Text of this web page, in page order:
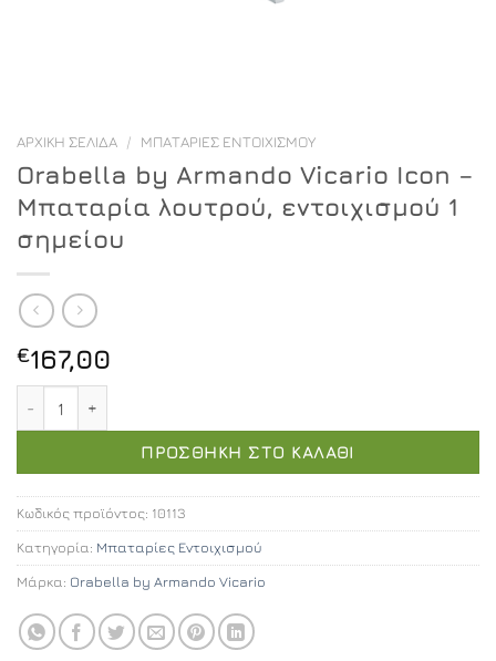
ΑΡΧΙΚΉ ΣΕΛΊΔΑ / ΜΠΑΤΑΡΊΕΣ ΕΝΤΟΙΧΙΣΜΟΎ
Orabella by Armando Vicario Icon –
Μπαταρία λουτρού, εντοιχισμού 1
σημείου
€167,00
ΠΡΟΣΘΉΚΗ ΣΤΟ ΚΑΛΆΘΙ
Κωδικός προϊόντος: 10113
Κατηγορία: Μπαταρίες Εντοιχισμού
Μάρκα: Orabella by Armando Vicario